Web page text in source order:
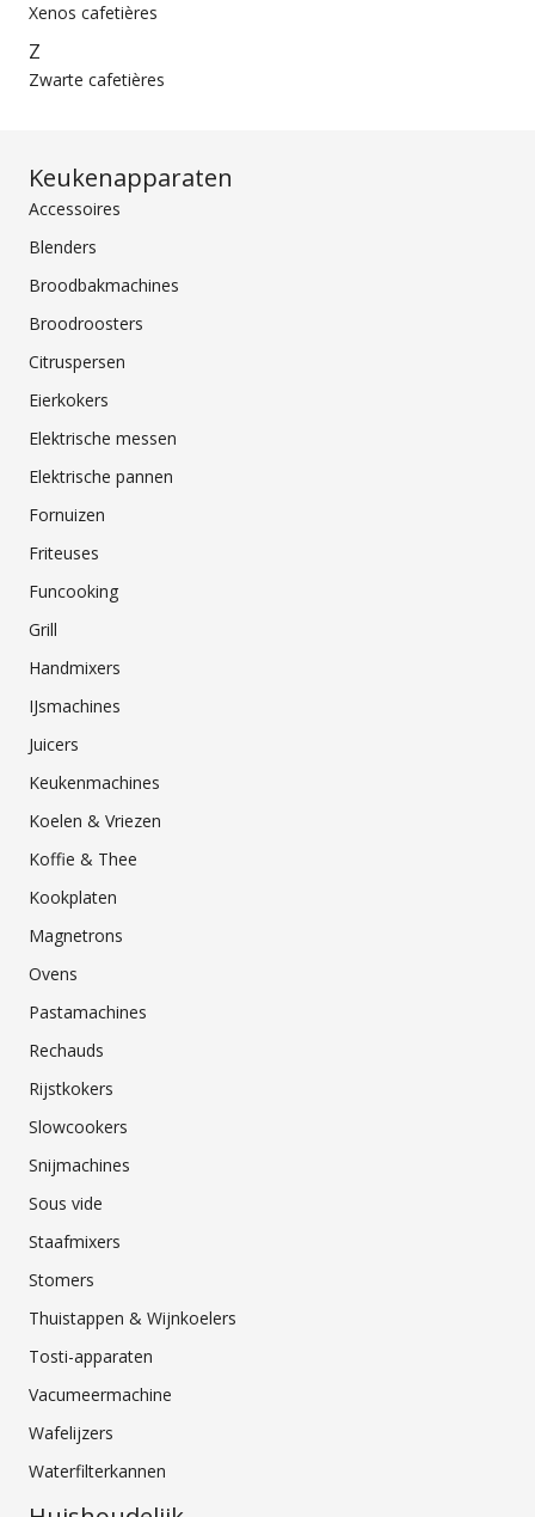
Xenos cafetières
Z
Zwarte cafetières
Keukenapparaten
Accessoires
Blenders
Broodbakmachines
Broodroosters
Citruspersen
Eierkokers
Elektrische messen
Elektrische pannen
Fornuizen
Friteuses
Funcooking
Grill
Handmixers
IJsmachines
Juicers
Keukenmachines
Koelen & Vriezen
Koffie & Thee
Kookplaten
Magnetrons
Ovens
Pastamachines
Rechauds
Rijstkokers
Slowcookers
Snijmachines
Sous vide
Staafmixers
Stomers
Thuistappen & Wijnkoelers
Tosti-apparaten
Vacumeermachine
Wafelijzers
Waterfilterkannen